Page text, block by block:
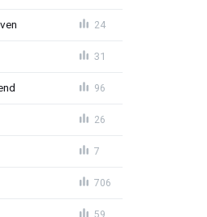
24
31
96
26
7
706
59